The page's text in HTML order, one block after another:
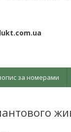
за номерами